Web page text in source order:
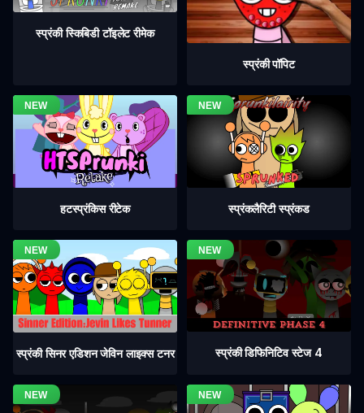
स्प्रंकी स्किबिडी टॉइलेट रीमेक
स्प्रंकी पॉपिट
हटस्प्रंकिस रीटेक स्प्रंकलैरिटी स्प्रंकड
स्प्रंकी सिनर एडिशन जेविन लाइक्स टनर स्प्रंकी डिफिनिटिव स्टेज 4